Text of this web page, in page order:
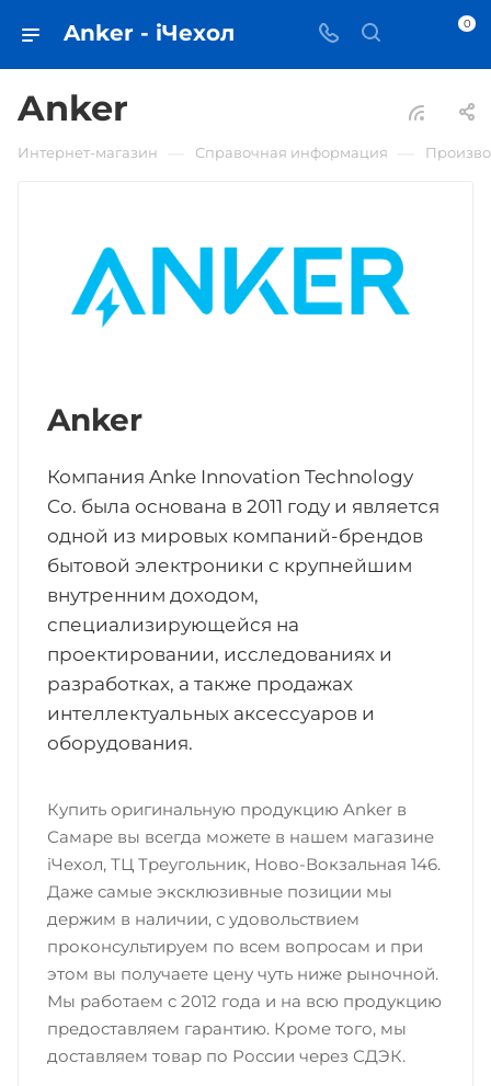
Anker - iЧехол 0
Anker
Интернет-магазин Справочная информация
Anker
Компания Anke Innovation Technology
Co. была основана в 2011 году и является
одной из мировых компаний-брендов
бытовой электроники с крупнейшим
внутренним доходом,
специализирующейся на
проектировании, исследованиях и
разработках, а также продажах
интеллектуальных аксессуаров и
оборудования.
Купить оригинальную продукцию Anker в
Самаре вы всегда можете в нашем магазине
iЧехол, ТЦ Треугольник, Ново-Вокзальная 146.
Даже самые эксклюзивные позиции мы
держим в наличии, с удовольствием
проконсультируем по всем вопросам и при
этом вы получаете цену чуть ниже рыночной.
Мы работаем с 2012 года и на всю продукцию
предоставляем гарантию. Кроме того, мы
доставляем товар по России через СДЭК.